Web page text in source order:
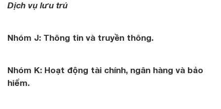
Dịch vụ lưu trú
Nhóm J: Thông tin và truyền thông.
Nhóm K: Hoạt động tài chính, ngân hàng và bảo
hiểm.